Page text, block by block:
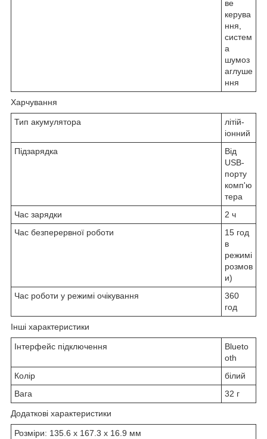
ве
керува
ння,
систем
а
шумоз
аглуше
ння
Харчування
Тип акумулятора
літій-
іонний
Підзарядка
Від
USB-
порту
комп'ю
тера
Час зарядки
2 ч
Час безперервної роботи
15 год
в
режимі
розмов
и)
Час роботи у режимі очікування
360
год
Інші характеристики
Інтерфейс підключення
Blueto
oth
Колір
білий
Вага
32 г
Додаткові характеристики
Розміри: 135.6 х 167.3 х 16.9 мм